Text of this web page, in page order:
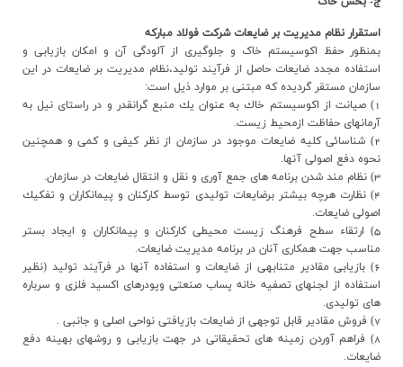
استقرار نظام مديريت بر ضايعات شركت فولاد مباركه
بمنظور حفظ اکوسیستم خاک و جلوگیری از آلودگی آن و امکان بازیابی و
استفاده مجدد ضایعات حاصل از فرآیند تولید،نظام مدیریت بر ضایعات در این
سازمان مستقر گردیده که مبتنی بر موارد ذیل است:
1) صيانت از اكوسيستم خاك به عنوان يك منبع گرانقدر و در راستاي نيل به
آرمانهاي حفاظت ازمحيط زيست.
2) شناسائي كليه ضايعات موجود در سازمان از نظر كيفي و كمي و همچنين
نحوه دفع اصولي آنها.
3) نظام مند شدن برنامه هاي جمع آوري و نقل و انتقال ضايعات در سازمان.
4) نظارت هرچه بيشتر برضايعات توليدي توسط كاركنان و پيمانكاران و تفكيك
اصولي ضايعات.
5) ارتقاء سطح فرهنگ زيست محيطي كاركنان و پيمانكاران و ايجاد بستر
مناسب جهت همكاري آنان در برنامه مديريت ضايعات.
6) بازيابي مقادير متنابهي از ضايعات و استفاده آنها در فرآيند توليد (نظير
استفاده از لجنهاي تصفيه خانه پساب صنعتي وپودرهاي اكسيد فلزي و سرباره
هاي توليدي.
7) فروش مقادير قابل توجهي از ضايعات بازيافتي نواحي اصلي و جانبي .
8) فراهم آوردن زمينه هاي تحقيقاتي در جهت بازيابي و روشهاي بهينه دفع
ضايعات.